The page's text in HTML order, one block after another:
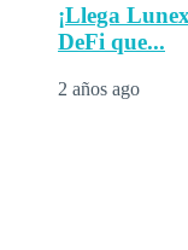
¡Llega
DeFi que...
2 años ago